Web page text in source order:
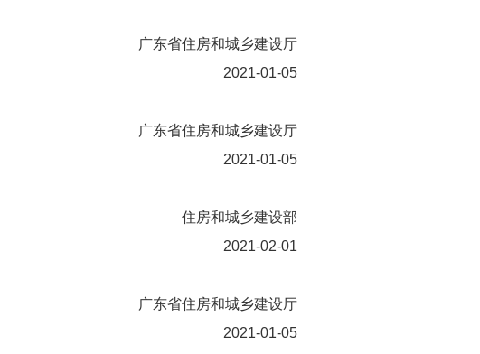
广东省住房和城乡建设厅
2021-01-05
广东省住房和城乡建设厅
2021-01-05
住房和城乡建设部
2021-02-01
广东省住房和城乡建设厅
2021-01-05